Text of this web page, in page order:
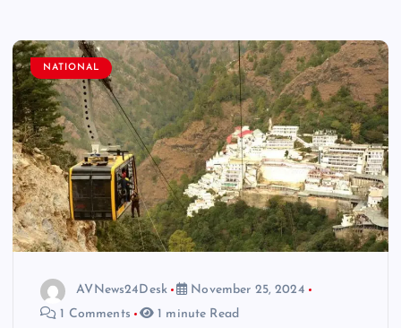
NATIONAL
AVNews24Desk
November 25, 2024
1 Comments
1 minute Read